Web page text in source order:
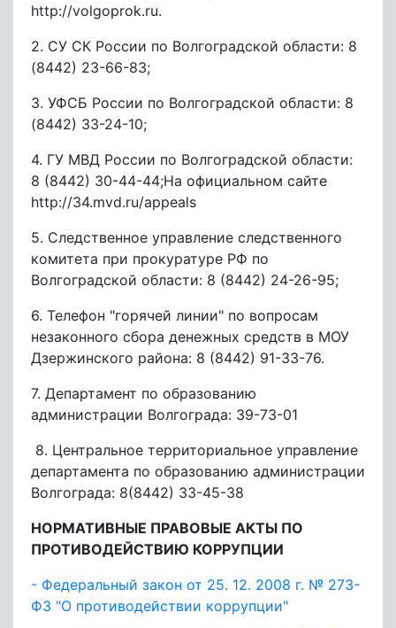
http://volgoprok.ru.
2. СУ СК России по Волгоградской области: 8
(8442) 23-66-83;
3. УФСБ России по Волгоградской области: 8
(8442) 33-24-10;
4. ГУ МВД России по Волгоградской области:
8 (8442) 30-44-44;На официальном сайте
http://34.mvd.ru/appeals
5. Следственное управление следственного
комитета при прокуратуре РФ по
Волгоградской области: 8 (8442) 24-26-95;
6. Телефон "горячей линии" по вопросам
незаконного сбора денежных средств в МОУ
Дзержинского района: 8 (8442) 91-33-76.
7. Департамент по образованию
администрации Волгограда: 39-73-01
8. Центральное территориальное управление
департамента по образованию администрации
Волгограда: 8(8442) 33-45-38
НОРМАТИВНЫЕ ПРАВОВЫЕ АКТЫ ПО
ПРОТИВОДЕЙСТВИЮ КОРРУПЦИИ
- Федеральный закон от 25. 12. 2008 г. № 273-
ФЗ "О противодействии коррупции"